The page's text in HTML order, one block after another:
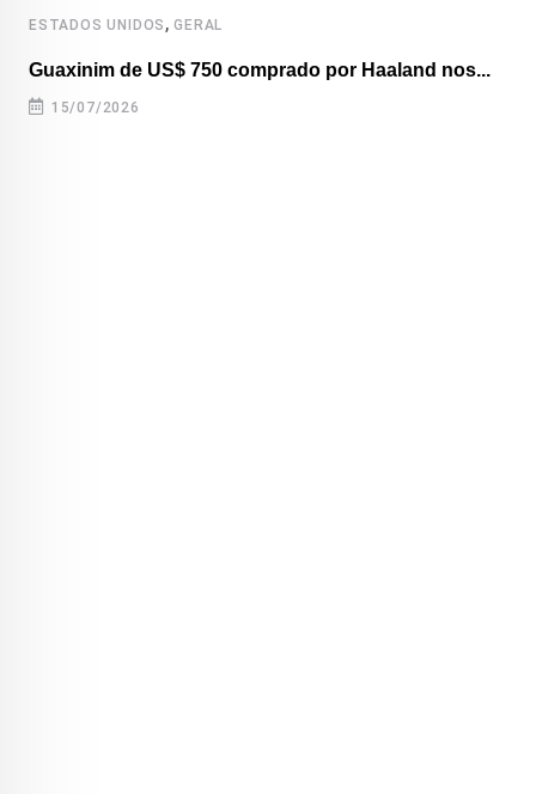
ESTADOS UNIDOS ,GERAL
Guaxinim de US$ 750 comprado por Haaland nos...
15/07/2026